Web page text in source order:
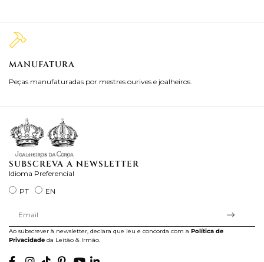
MANUFATURA
Peças manufaturadas por mestres ourives e joalheiros.
SUBSCREVA A NEWSLETTER
Idioma Preferencial
PT
EN
Ao subscrever à newsletter, declara que leu e concorda com a Política de
Privacidade da Leitão & Irmão.